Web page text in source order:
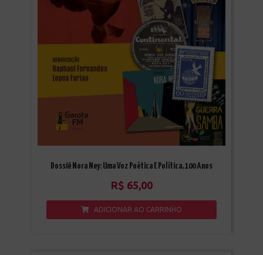
Dossiê Nora Ney: Uma Voz Poética E Política, 100 Anos
R$ 65,00
ADICIONAR AO CARRINHO